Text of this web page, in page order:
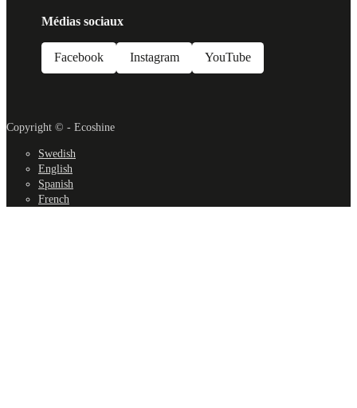
Médias sociaux
Facebook Instagram YouTube
Copyright © - Ecoshine
Swedish
English
Spanish
French